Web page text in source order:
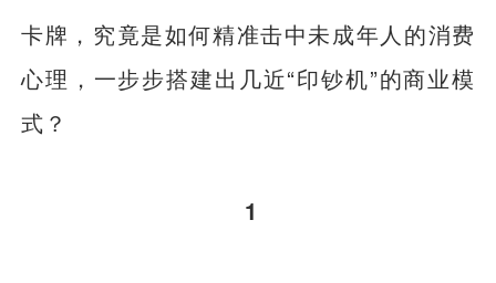
卡牌，究竟是如何精准击中未成年人的消费
心理，一步步搭建出几近“印钞机”的商业模
式？
1